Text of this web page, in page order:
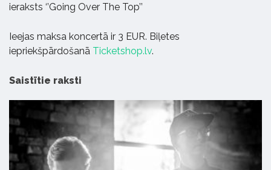
ieraksts ‘’Going Over The Top’’
Ieejas maksa koncertā ir 3 EUR. Biļetes
iepriekšpārdošanā Ticketshop.lv.
Saistītie raksti